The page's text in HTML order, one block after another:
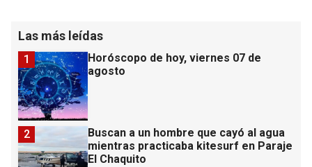
Las más leídas
Horóscopo de hoy, viernes 07 de
agosto
1
Buscan a un hombre que cayó al agua
mientras practicaba kitesurf en Paraje
El Chaquito
2